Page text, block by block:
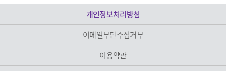
개인정보처리방침
이메일무단수집거부
이용약관